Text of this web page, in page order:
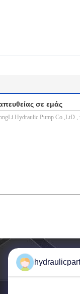
σε εμάς